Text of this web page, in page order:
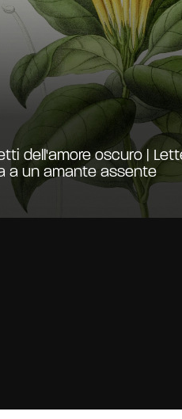
dell'amore oscuro |
a un amante assente